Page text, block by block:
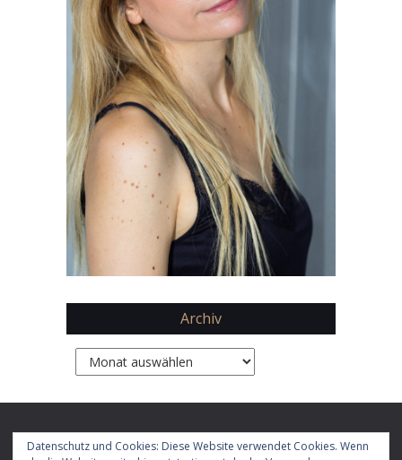
Archiv
Archiv
Copyright 2026 by Daphne Chaimovitz
Datenschutz und Cookies: Diese Website verwendet Cookies. Wenn